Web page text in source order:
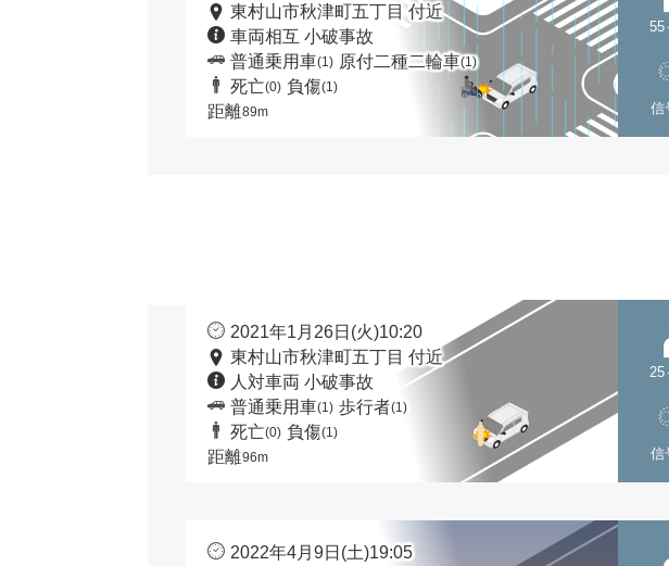
東村山市秋津町五丁目 付近
車両相互 小破事故
普通乗用車(1) 原付二種二輪車(1)
死亡(0) 負傷(1)
距離89m
55
信
2021年1月26日(火)10:20
東村山市秋津町五丁目 付近
人対車両 小破事故
普通乗用車(1) 歩行者(1)
死亡(0) 負傷(1)
距離96m
25
信
2022年4月9日(土)19:05